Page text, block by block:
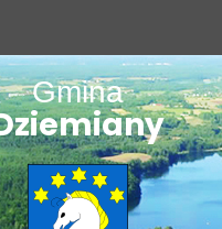
Gmina